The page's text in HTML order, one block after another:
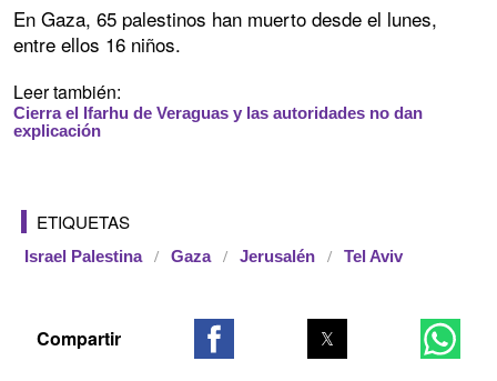
En Gaza, 65 palestinos han muerto desde el lunes,
entre ellos 16 niños.
Leer también:
Cierra el Ifarhu de Veraguas y las autoridades no dan
explicación
ETIQUETAS
Israel Palestina Gaza Jerusalén Tel Aviv